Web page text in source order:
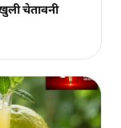
चेतावनी